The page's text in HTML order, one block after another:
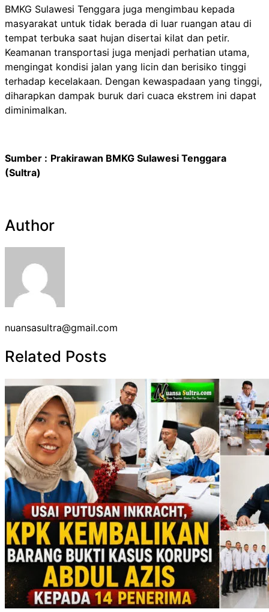
BMKG Sulawesi Tenggara juga mengimbau kepada
masyarakat untuk tidak berada di luar ruangan atau di
tempat terbuka saat hujan disertai kilat dan petir.
Keamanan transportasi juga menjadi perhatian utama,
mengingat kondisi jalan yang licin dan berisiko tinggi
terhadap kecelakaan. Dengan kewaspadaan yang tinggi,
diharapkan dampak buruk dari cuaca ekstrem ini dapat
diminimalkan.
Sumber : Prakirawan BMKG Sulawesi Tenggara
(Sultra)
Author
nuansasultra@gmail.com
Related Posts